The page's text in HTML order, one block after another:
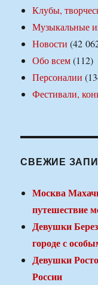
Клубы,
Музыкальные
Новости (42
Обо всем(112)
Персоналии
Фестивали,
СВЕЖИЕ
Москва
путешествие
Девушки
городе с
Девушки
России